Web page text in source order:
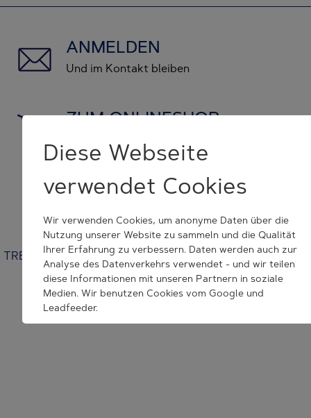
ANMELDEN
Und im Kontakt bleiben
ZUM ONLINESHOP
KONTAKT NEHMEN
TRESU | Venusvej 44 | 6000 Kolding | Denmark | +45 7632
3500 | tresu@tresu.com
Cookie Consent Settings
Diese Webseite
verwendet Cookies
Wir verwenden Cookies, um anonyme Daten über die
Nutzung unserer Website zu sammeln und die Qualität
Ihrer Erfahrung zu verbessern. Daten werden auch zur
Analyse des Datenverkehrs verwendet - und wir teilen
diese Informationen mit unseren Partnern in soziale
Medien. Wir benutzen Cookies vom Google und
Leadfeeder.